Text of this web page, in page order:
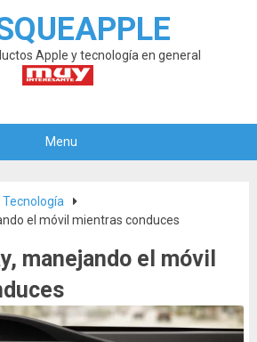
Apple y tecnología en general
Menu
Tecnología
el móvil mientras conduces
manejando el móvil